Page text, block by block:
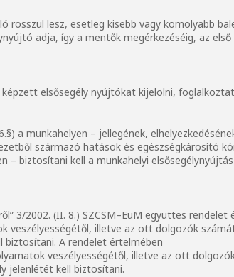
rosszul lesz, esetleg kisebb vagy komolyabb
adja, így a mentők megérkezéséig, az
elsősegély nyújtókat kijelölni,
a munkahelyen – jellegének,
származó hatások és egészségkárosító
biztosítani kell a munkahelyi
3/2002. (II. 8.) SZCSM–EüM együttes rendelet
veszélyességétől, illetve az ott dolgozók
A rendelet értelmében
veszélyességétől, illetve az ott
jelenlétét kell biztosítani.